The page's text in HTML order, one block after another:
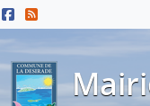
Menu principal
Contenu principal
Pied de page